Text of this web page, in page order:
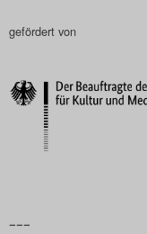
gefördert von
–––